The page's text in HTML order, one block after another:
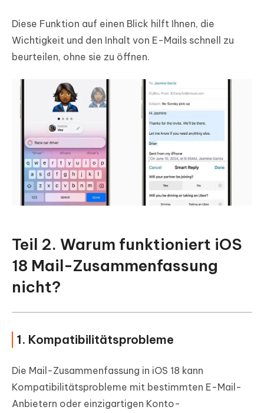
Diese Funktion auf einen Blick hilft Ihnen, die
Wichtigkeit und den Inhalt von E-Mails schnell zu
beurteilen, ohne sie zu öffnen.
Teil 2. Warum funktioniert iOS
18 Mail-Zusammenfassung
nicht?
1. Kompatibilitätsprobleme
Die Mail-Zusammenfassung in iOS 18 kann
Kompatibilitätsprobleme mit bestimmten E-Mail-
Anbietern oder einzigartigen Konto-